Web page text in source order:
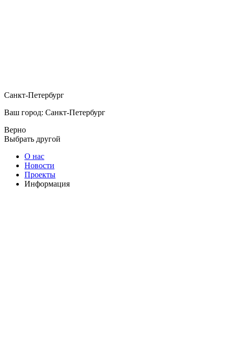
Санкт-Петербург
Ваш город: Санкт-Петербург
Верно
Выбрать другой
О нас
Новости
Проекты
Информация